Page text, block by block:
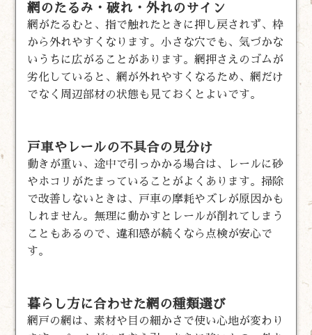
網のたるみ・破れ・外れのサイン
網がたるむと、指で触れたときに押し戻されず、枠
から外れやすくなります。小さな穴でも、気づかな
いうちに広がることがあります。網押さえのゴムが
劣化していると、網が外れやすくなるため、網だけ
でなく周辺部材の状態も見ておくとよいです。
戸車やレールの不具合の見分け
動きが重い、途中で引っかかる場合は、レールに砂
やホコリがたまっていることがよくあります。掃除
で改善しないときは、戸車の摩耗やズレが原因かも
しれません。無理に動かすとレールが削れてしまう
こともあるので、違和感が続くなら点検が安心で
す。
暮らし方に合わせた網の種類選び
網戸の網は、素材や目の細かさで使い心地が変わり